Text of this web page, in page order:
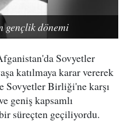
gençlik dönemi
Sovyetler
katılmaya karar vererek
Sovyetler Birliği'ne karşı
geniş kapsamlı
süreçten geçiliyordu.